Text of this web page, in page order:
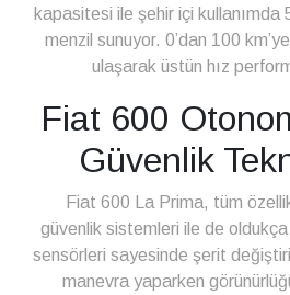
kapasitesi ile şehir içi
menzil sunuyor. 0’dan 100
ulaşarak üstün hız
Fiat 600
Güvenlik
Fiat 600 La Prima, tüm
güvenlik sistemleri ile de
sensörleri sayesinde şerit
manevra yaparken